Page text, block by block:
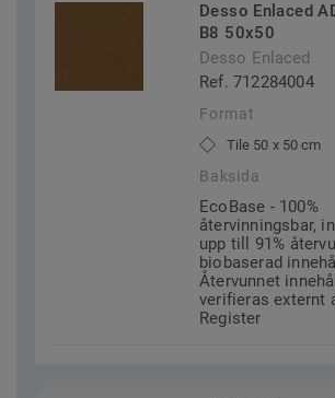
Desso Enlaced
B8 50x50
Desso Enlaced
Ref. 712284004
Format
Tile 50 x 50 cm
Baksida
EcoBase - 100%
återvinningsbar,
upp till 91%
biobaserad
Återvunnet innehåll
verifieras externt
Register